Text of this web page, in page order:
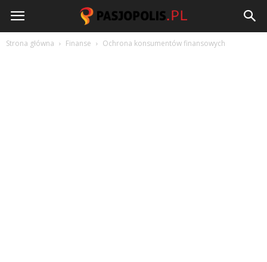
Pasjopolis.pl
Strona główna Finanse Ochrona konsumentów finansowych